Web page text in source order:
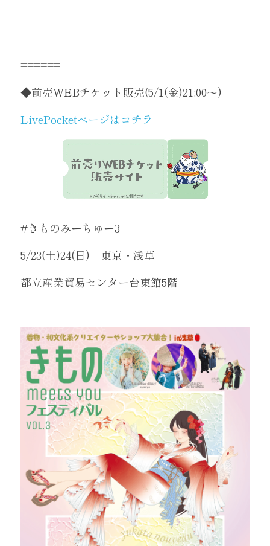
======
◆前売WEBチケット販売(5/1(金)21:00～)
LivePocketページはコチラ
#きものみーちゅー3
5/23(土)24(日)　東京・浅草
都立産業貿易センター台東館5階